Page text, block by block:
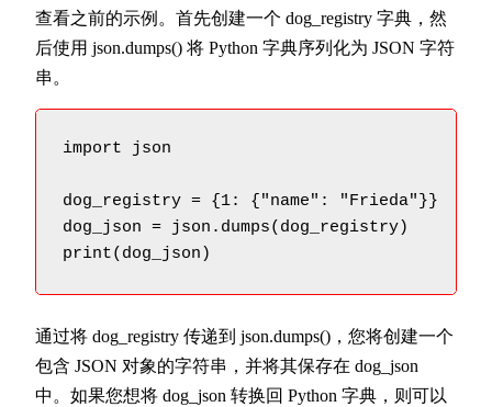
查看之前的示例。首先创建一个 dog_registry 字典，然
后使用 json.dumps() 将 Python 字典序列化为 JSON 字符
串。
import json
dog_registry = {1: {"name": "Frieda"}}
dog_json = json.dumps(dog_registry)
print(dog_json)
通过将 dog_registry 传递到 json.dumps()，您将创建一个
包含 JSON 对象的字符串，并将其保存在 dog_json
中。如果您想将 dog_json 转换回 Python 字典，则可以